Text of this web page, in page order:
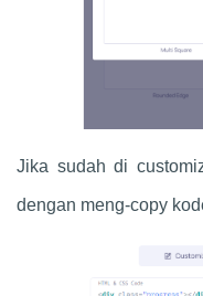
Jika sudah di
dengan meng-copy